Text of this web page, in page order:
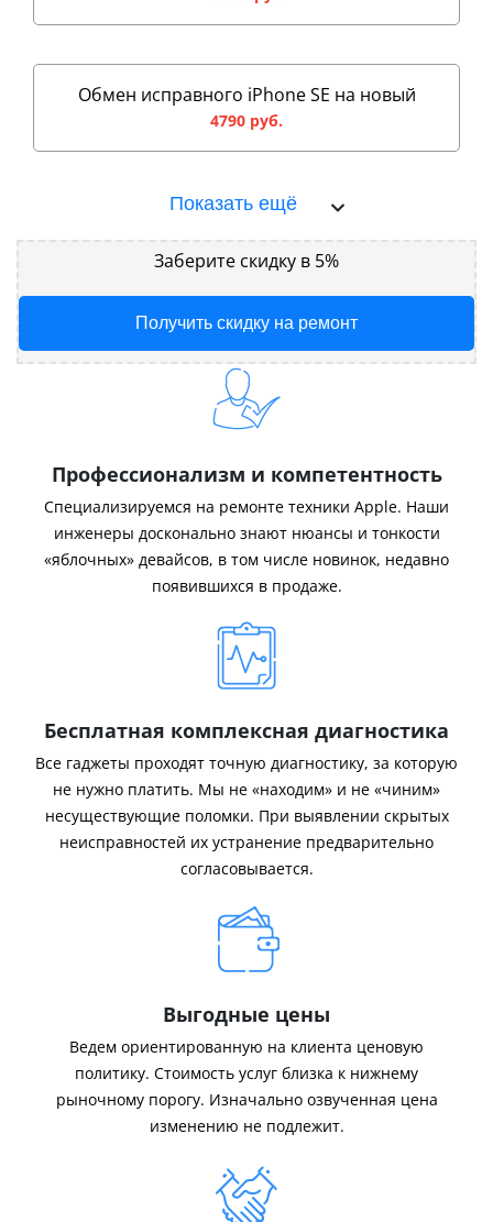
Обмен исправного iPhone SE на новый
4790 руб.
Показать ещё
Заберите скидку в 5%
Получить скидку на ремонт
Профессионализм и компетентность
Специализируемся на ремонте техники Apple. Наши
инженеры досконально знают нюансы и тонкости
«яблочных» девайсов, в том числе новинок, недавно
появившихся в продаже.
Бесплатная комплексная диагностика
Все гаджеты проходят точную диагностику, за которую
не нужно платить. Мы не «находим» и не «чиним»
несуществующие поломки. При выявлении скрытых
неисправностей их устранение предварительно
согласовывается.
Выгодные цены
Ведем ориентированную на клиента ценовую
политику. Стоимость услуг близка к нижнему
рыночному порогу. Изначально озвученная цена
изменению не подлежит.